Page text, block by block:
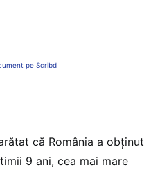
pe Scribd
că România a obținut
9 ani, cea mai mare